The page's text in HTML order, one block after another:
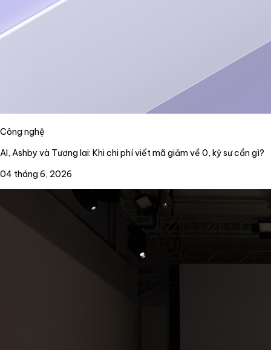
Công nghệ
AI, Ashby và Tương lai: Khi chi phí viết mã giảm về 0, kỹ sư cần gì?
04 tháng 6, 2026